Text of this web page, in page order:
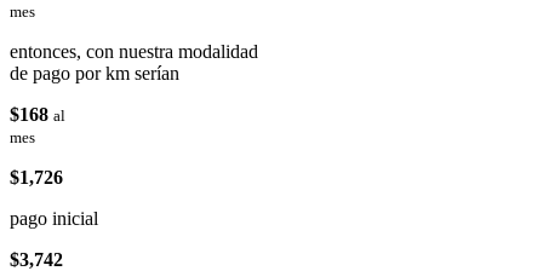
mes
entonces, con nuestra modalidad
de pago por km serían
$168 al
mes
$1,726
pago inicial
$3,742